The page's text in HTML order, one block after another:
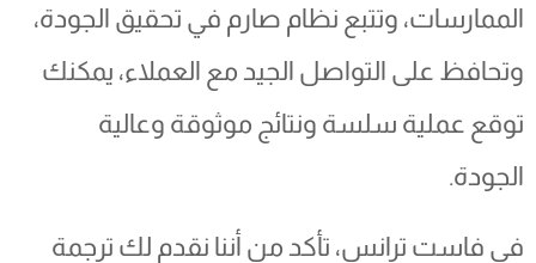
الممارسات، وتتبع نظام صارم في تحقيق الجودة،
وتحافظ على التواصل الجيد مع العملاء، يمكنك
توقع عملية سلسة ونتائج موثوقة وعالية
الجودة.
فى فاست ترانس، تأكد من أننا نقدم لك ترجمة